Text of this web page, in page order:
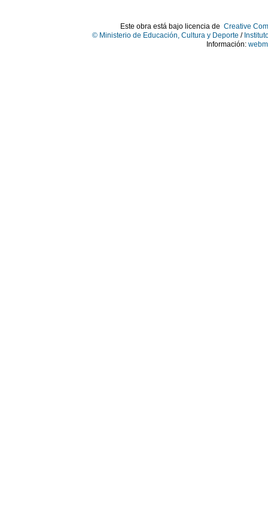
Este obra está bajo licencia de Creative
© Ministerio de Educación, Cultura y Deporte /
Información: